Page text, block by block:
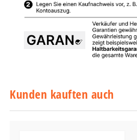
Kunden kauften auch